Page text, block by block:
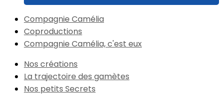
Compagnie Camélia
Coproductions
Compagnie Camélia, c'est eux
Nos créations
La trajectoire des gamètes
Nos petits Secrets